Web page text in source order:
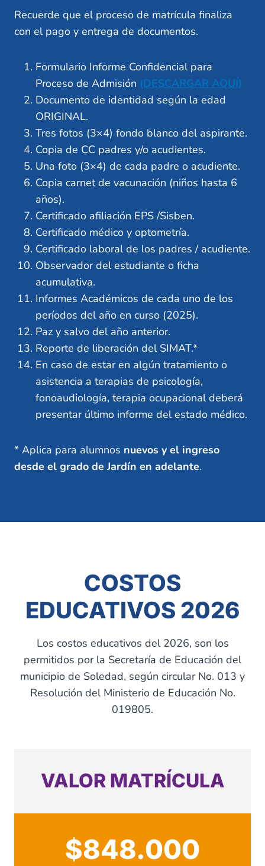
Recuerde que el proceso de matrícula finaliza
con el pago y entrega de documentos.
Formulario Informe Confidencial para
Proceso de Admisión (DESCARGAR AQUÍ)
Documento de identidad según la edad
ORIGINAL.
Tres fotos (3×4) fondo blanco del aspirante.
Copia de CC padres y/o acudientes.
Una foto (3×4) de cada padre o acudiente.
Copia carnet de vacunación (niños hasta 6
años).
Certificado afiliación EPS /Sisben.
Certificado médico y optometría.
Certificado laboral de los padres / acudiente.
Observador del estudiante o ficha
acumulativa.
Informes Académicos de cada uno de los
períodos del año en curso (2025).
Paz y salvo del año anterior.
Reporte de liberación del SIMAT.*
En caso de estar en algún tratamiento o
asistencia a terapias de psicología,
fonoaudiología, terapia ocupacional deberá
presentar último informe del estado médico.
* Aplica para alumnos nuevos y el ingreso
desde el grado de Jardín en adelante.
COSTOS
EDUCATIVOS 2026
Los costos educativos del 2026, son los
permitidos por la Secretaría de Educación del
municipio de Soledad, según circular No. 013 y
Resolución del Ministerio de Educación No.
019805.
VALOR MATRÍCULA
$848.000